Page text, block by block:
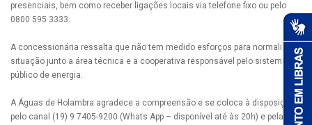
presenciais, bem como receber ligações locais via telefone fixo ou pelo
0800 595 3333.
A concessionária ressalta que não tem medido esforços para normalizar a
situação junto a área técnica e a cooperativa responsável pelo sistema
público de energia.
A Águas de Holambra agradece a compreensão e se coloca à disposição
pelo canal (19) 9 7405-9200 (Whats App – disponível até às 20h) e pela